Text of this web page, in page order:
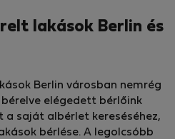
lakások Berlin és
Berlin városban nemrég
elégedett bérlőink
a saját albérlet kereséséhez,
bérlése. A legolcsóbb